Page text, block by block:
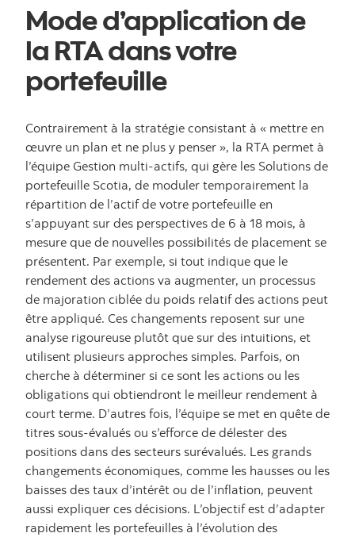
Mode d’application de
la RTA dans votre
portefeuille
Contrairement à la stratégie consistant à « mettre en
œuvre un plan et ne plus y penser », la RTA permet à
l’équipe Gestion multi-actifs, qui gère les Solutions de
portefeuille Scotia, de moduler temporairement la
répartition de l’actif de votre portefeuille en
s’appuyant sur des perspectives de 6 à 18 mois, à
mesure que de nouvelles possibilités de placement se
présentent. Par exemple, si tout indique que le
rendement des actions va augmenter, un processus
de majoration ciblée du poids relatif des actions peut
être appliqué. Ces changements reposent sur une
analyse rigoureuse plutôt que sur des intuitions, et
utilisent plusieurs approches simples. Parfois, on
cherche à déterminer si ce sont les actions ou les
obligations qui obtiendront le meilleur rendement à
court terme. D’autres fois, l’équipe se met en quête de
titres sous-évalués ou s’efforce de délester des
positions dans des secteurs surévalués. Les grands
changements économiques, comme les hausses ou les
baisses des taux d’intérêt ou de l’inflation, peuvent
aussi expliquer ces décisions. L’objectif est d’adapter
rapidement les portefeuilles à l’évolution des